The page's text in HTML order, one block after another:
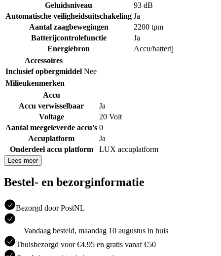
Geluidsniveau
93 dB
Automatische veiligheidsuitschakeling Ja
Aantal zaagbewegingen
2200 tpm
Batterijcontrolefunctie
Ja
Energiebron
Accu/batterij
Accessoires
Inclusief opbergmiddel Nee
Milieukenmerken
Accu
Accu verwisselbaar
Ja
Voltage
20 Volt
Aantal meegeleverde accu's 0
Accuplatform
Ja
Onderdeel accu platform
LUX accuplatform
Lees meer
Bestel- en bezorginformatie
Bezorgd door PostNL
Vandaag besteld, maandag 10 augustus in huis
Thuisbezorgd voor €4.95 en gratis vanaf €50